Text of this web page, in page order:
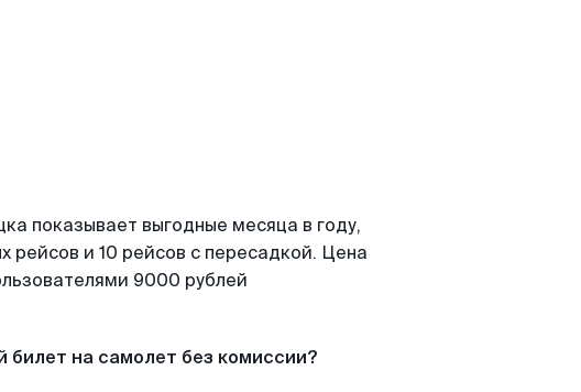
показывает выгодные месяца в году,
и 10 рейсов с пересадкой. Цена
9000 рублей
билет на самолет без комиссии?